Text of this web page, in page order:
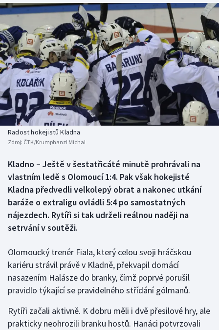
Cyklistika
DALŠÍ SPORTY
Americký fotbal
Baseball a softbal
Basketbal
Biatlon
Box
Curling
Dostihy
Florbal
Golf
Gymnastika
NEPŘEHLÉDNĚTE
Soutěže
Historické návraty
Aplikace ČT sport
Radost hokejistů Kladna
Zdroj: ČTK/Krumphanzl Michal
Kladno – Ještě v šestatřicáté minutě prohrávali na
vlastním ledě s Olomoucí 1:4. Pak však hokejisté
Kladna předvedli velkolepý obrat a nakonec utkání
baráže o extraligu ovládli 5:4 po samostatných
nájezdech. Rytíři si tak udrželi reálnou naději na
setrvání v soutěži.
Olomoucký trenér Fiala, který celou svoji hráčskou
kariéru strávil právě v Kladně, překvapil domácí
nasazením Halásze do branky, čímž poprvé porušil
pravidlo týkající se pravidelného střídání gólmanů.
Rytíři začali aktivně. K dobru měli i dvě přesilové hry, ale
prakticky neohrozili branku hostů. Hanáci potvrzovali